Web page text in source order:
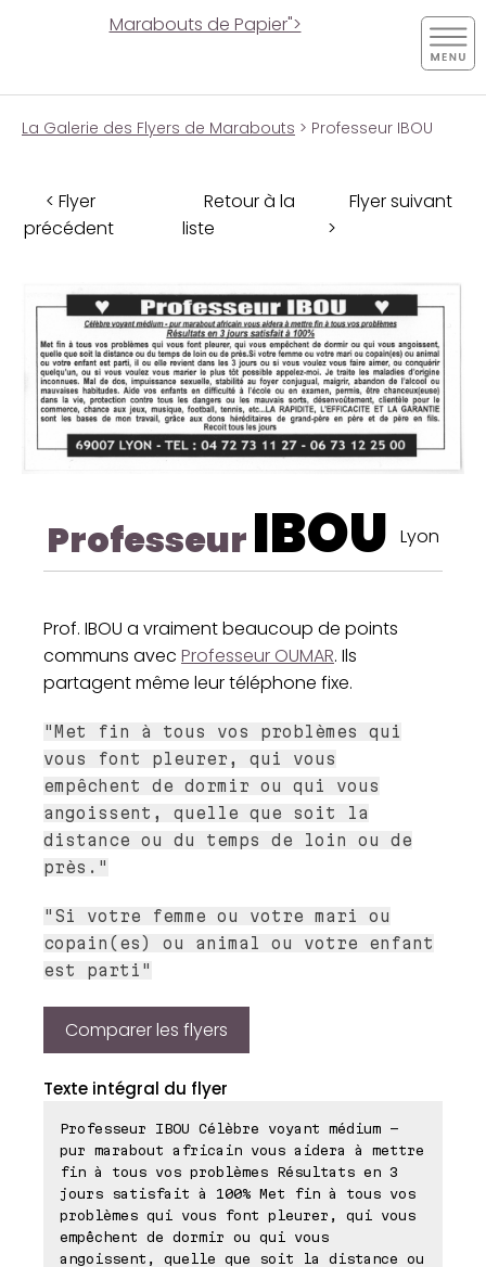
Marabouts de Papier">
La Galerie des Flyers de Marabouts > Professeur IBOU
< Flyer
précédent
Retour à la
liste
Flyer suivant
>
ProfesseurIBOU Lyon
Prof. IBOU a vraiment beaucoup de points
communs avec Professeur OUMAR. Ils
partagent même leur téléphone fixe.
"Met fin à tous vos problèmes qui
vous font pleurer, qui vous
empêchent de dormir ou qui vous
angoissent, quelle que soit la
distance ou du temps de loin ou de
près."
"Si votre femme ou votre mari ou
copain(es) ou animal ou votre enfant
est parti"
Comparer les flyers
Texte intégral du flyer
Professeur IBOU Célèbre voyant médium -
pur marabout africain vous aidera à mettre
fin à tous vos problèmes Résultats en 3
jours satisfait à 100% Met fin à tous vos
problèmes qui vous font pleurer, qui vous
empêchent de dormir ou qui vous
angoissent, quelle que soit la distance ou